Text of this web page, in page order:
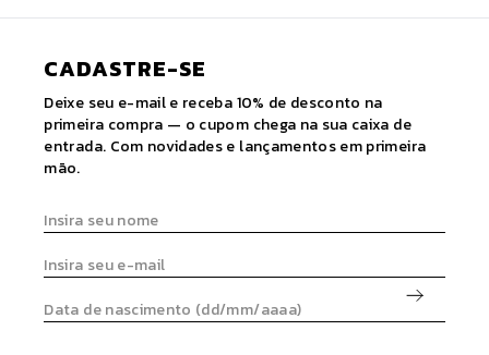
CADASTRE-SE
Deixe seu e-mail e receba 10% de desconto na
primeira compra — o cupom chega na sua caixa de
entrada. Com novidades e lançamentos em primeira
mão.